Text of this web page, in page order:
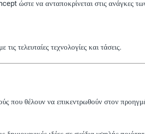
ώστε να ανταποκρίνεται στις ανάγκες
τελευταίες τεχνολογίες και τάσεις.
που θέλουν να επικεντρωθούν στον